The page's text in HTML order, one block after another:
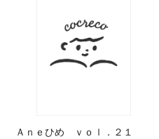
Ａｎｅひめ ｖｏｌ．２１